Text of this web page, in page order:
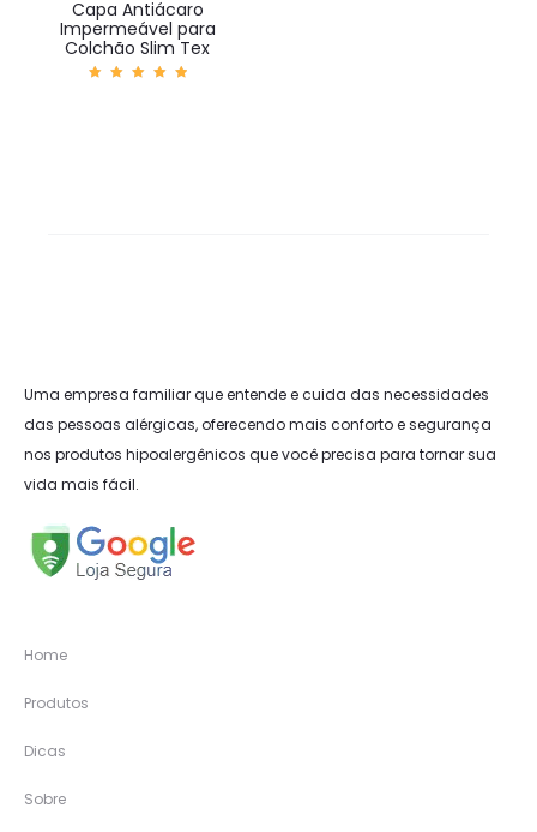
Capa Antiácaro
Impermeável para
Colchão Slim Tex
Uma empresa familiar que entende e cuida das necessidades
das pessoas alérgicas, oferecendo mais conforto e segurança
nos produtos hipoalergênicos que você precisa para tornar sua
vida mais fácil.
Home
Produtos
Dicas
Sobre